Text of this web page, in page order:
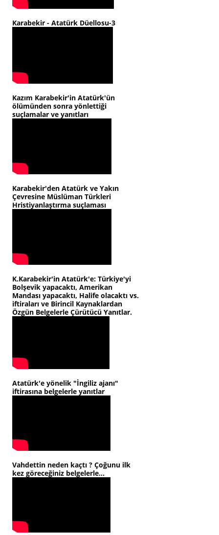
Karabekir - Atatürk Düellosu-3
Kazım Karabekir'in Atatürk'ün
ölümünden sonra yönlettiği
suçlamalar ve yanıtları
Karabekir'den Atatürk ve Yakın
Çevresine Müslüman Türkleri
Hristiyanlaştırma suçlaması
K.Karabekir'in Atatürk'e: Türkiye'yi
Bolşevik yapacaktı, Amerikan
Mandası yapacaktı, Halife olacaktı vs.
iftiraları ve Birincil Kaynaklardan
Özgün Belgelerle Çürütücü Yanıtlar.
Atatürk'e yönelik "İngiliz ajanı"
iftirasına belgelerle yanıtlar
Vahdettin neden kaçtı ? Çoğunu ilk
kez göreceğiniz belgelerle...